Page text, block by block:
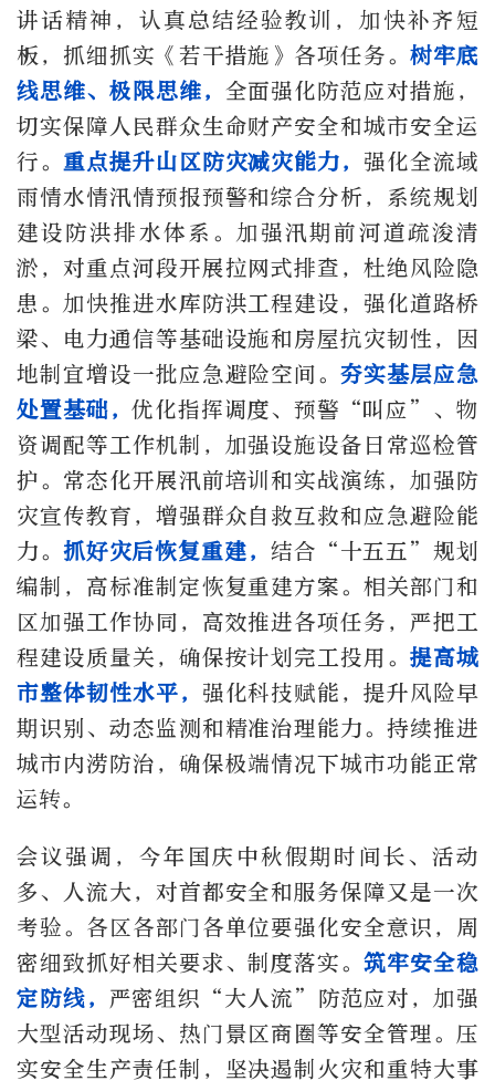
讲话精神，认真总结经验教训，加快补齐短
板，抓细抓实《若干措施》各项任务。树牢底
线思维、极限思维， 全面强化防范应对措施，
切实保障人民群众生命财产安全和城市安全运
行。 重点提升山区防灾减灾能力， 强化全流域
雨情水情汛情预报预警和综合分析，系统规划
建设防洪排水体系。加强汛期前河道疏浚清
淤，对重点河段开展拉网式排查，杜绝风险隐
患。加快推进水库防洪工程建设，强化道路桥
梁、电力通信等基础设施和房屋抗灾韧性，因
地制宜增设一批应急避险空间。夯实基层应急
处置基础，优化指挥调度、预警“叫应”、物
资调配等工作机制，加强设施设备日常巡检管
护。常态化开展汛前培训和实战演练，加强防
灾宣传教育，增强群众自救互救和应急避险能
力。 抓好灾后恢复重建， 结合“十五五”规划
编制，高标准制定恢复重建方案。相关部门和
区加强工作协同，高效推进各项任务，严把工
程建设质量关，确保按计划完工投用。提高城
市整体韧性水平， 强化科技赋能，提升风险早
期识别、动态监测和精准治理能力。持续推进
城市内涝防治，确保极端情况下城市功能正常
运转。
会议强调，今年国庆中秋假期时间长、活动
多、人流大，对首都安全和服务保障又是一次
考验。各区各部门各单位要强化安全意识，周
密细致抓好相关要求、制度落实。筑牢安全稳
定防线， 严密组织“大人流”防范应对，加强
大型活动现场、热门景区商圈等安全管理。压
实安全生产责任制，坚决遏制火灾和重特大事